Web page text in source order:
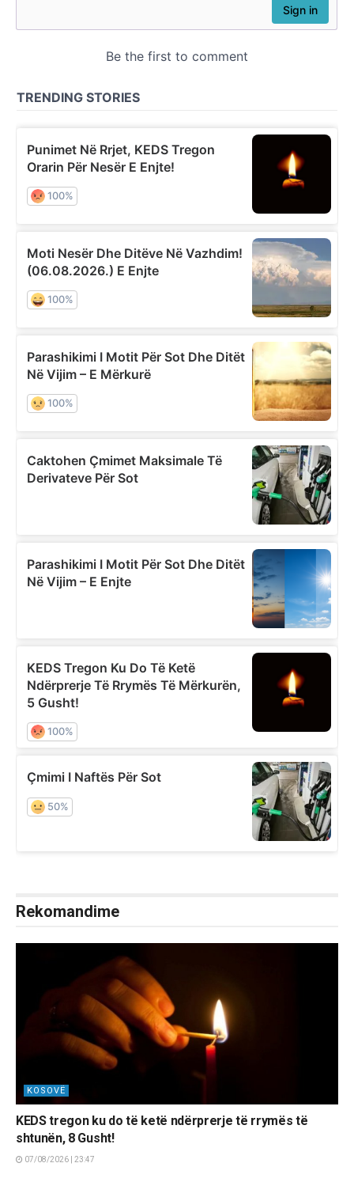
Rekomandime
KOSOVË
KEDS tregon ku do të ketë ndërprerje të rrymës të
shtunën, 8 Gusht!
07/08/2026 | 23:47